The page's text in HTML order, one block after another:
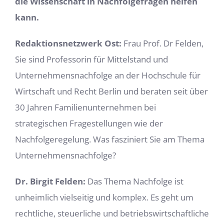
kann.
Redaktionsnetzwerk Ost: Frau Prof. Dr Felden,
Sie sind Professorin für Mittelstand und
Unternehmensnachfolge an der Hochschule für
Wirtschaft und Recht Berlin und beraten seit über
30 Jahren Familienunternehmen bei
strategischen Fragestellungen wie der
Nachfolgeregelung. Was fasziniert Sie am Thema
Unternehmensnachfolge?
Dr. Birgit Felden: Das Thema Nachfolge ist
unheimlich vielseitig und komplex. Es geht um
rechtliche, steuerliche und betriebswirtschaftliche